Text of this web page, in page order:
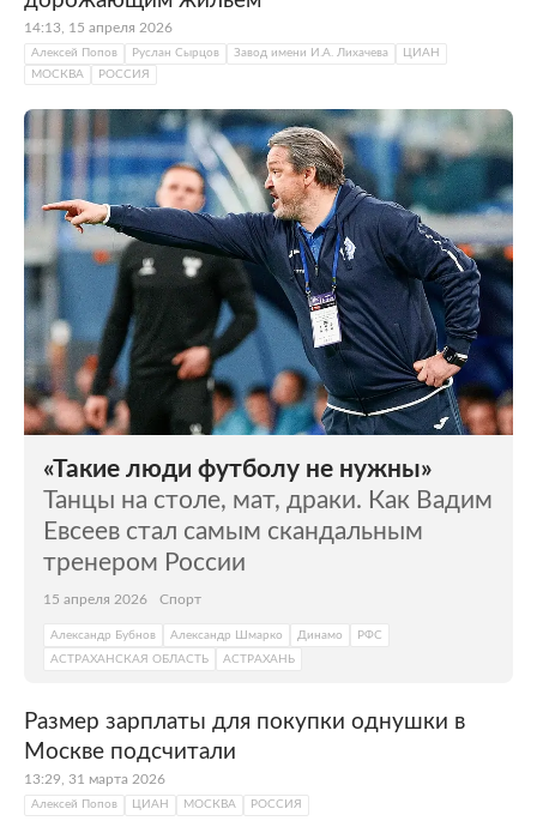
14:13, 15 апреля 2026
Алексей Попов Руслан Сырцов Завод имени И.А. Лихачева
ЦИАН
МОСКВА
РОССИЯ
«Такие люди футболу не нужны»
Танцы на столе, мат, драки. Как Вадим
Евсеев стал самым скандальным
тренером России
15 апреля 2026 Спорт
Александр Бубнов Александр Шмарко Динамо
РФС
АСТРАХАНСКАЯ ОБЛАСТЬ
АСТРАХАНЬ
Размер зарплаты для покупки однушки в
Москве подсчитали
13:29, 31 марта 2026
Алексей Попов ЦИАН МОСКВА РОССИЯ